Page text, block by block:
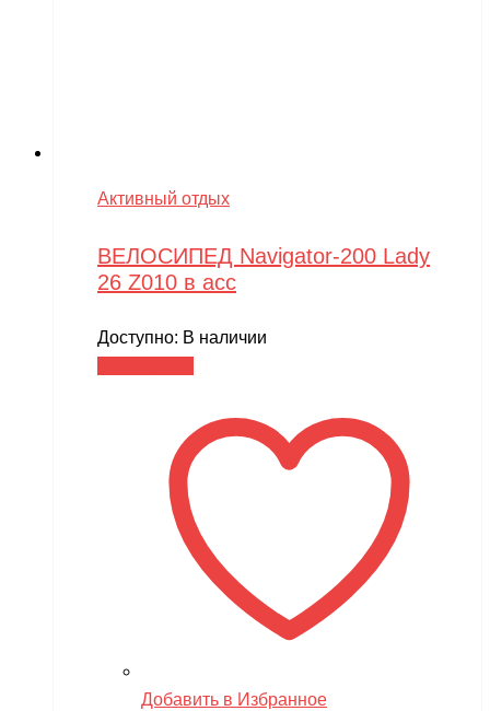
Активный отдых
ВЕЛОСИПЕД Navigator-200 Lady
26 Z010 в асс
Доступно: В наличии
Добавить в Избранное